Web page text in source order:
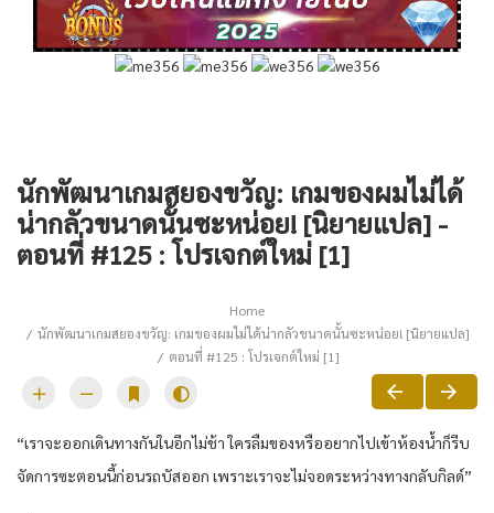
นักพัฒนาเกมสยองขวัญ: เกมของผมไม่ได้
น่ากลัวขนาดนั้นซะหน่อย! [นิยายแปล] -
ตอนที่ #125 : โปรเจกต์ใหม่ [1]
Home
นักพัฒนาเกมสยองขวัญ: เกมของผมไม่ได้น่ากลัวขนาดนั้นซะหน่อย! [นิยายแปล]
ตอนที่ #125 : โปรเจกต์ใหม่ [1]
“​เราจะ​ออก​เดินทางกัน​ในอีก​ไม่ช้า ​ใครลืมของหรืออยาก​ไป​เข้าห้องน้ำ​ก็รีบ
จัดการซะ​ตอนนี้ก่อนรถบัสออก ​เพราะ​​เราจะ​​ไม่จอดระ​หว่างทางกลับกิลด์”